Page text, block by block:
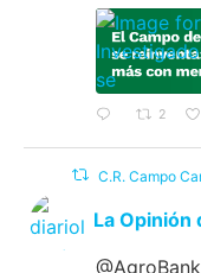
2
C.R. Campo
La Opinión